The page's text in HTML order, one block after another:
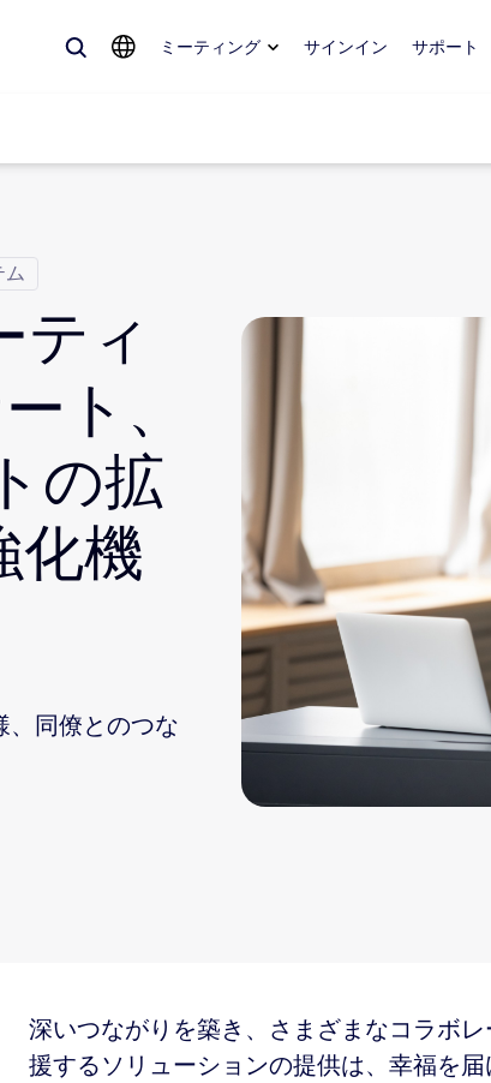
ミーティング サインイン サポート
るもの、トレンドになっているもの、話題を呼んでいるもの —
ム
ティ
ト、
の拡
化機
、同僚とのつな
深いつながりを築き、さまざまなコラボ
援するソリューションの提供は、幸福を